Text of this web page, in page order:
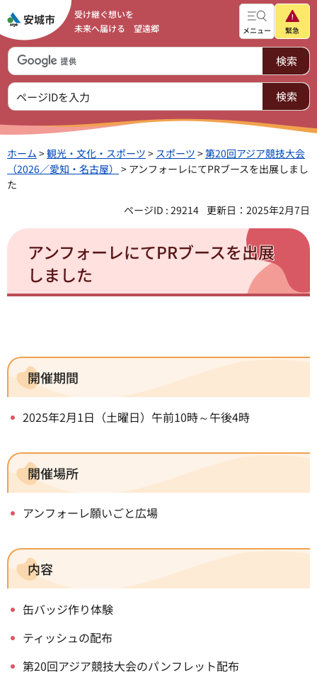
受け継ぐ想いを
未来へ届ける 望遠郷
メニュー 緊急
ホーム >観光・文化・スポーツ > スポーツ >第20回アジア競技大会
（2026／愛知・名古屋） > アンフォーレにてPRブースを出展しまし
た
ページID : 29214 更新日：2025年2月7日
アンフォーレにてPRブースを出展
しました
開催期間
2025年2月1日（土曜日）午前10時～午後4時
開催場所
アンフォーレ願いごと広場
内容
缶バッジ作り体験
ティッシュの配布
第20回アジア競技大会のパンフレット配布